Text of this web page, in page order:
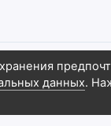
данных.